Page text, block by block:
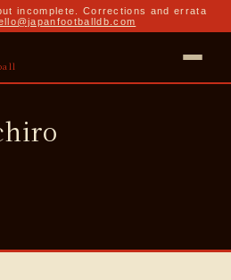
incomplete. Corrections and errata